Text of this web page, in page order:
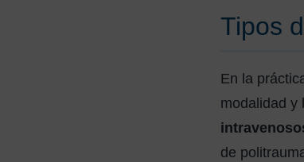
Tipos
En la
modalidad y
de